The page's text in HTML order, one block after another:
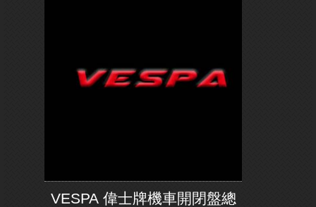
VESPA 偉士牌機車開閉盤總